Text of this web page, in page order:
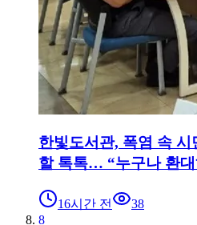
한빛도서관, 폭염 속 시
할 톡톡… “누구나 환
16시간 전
38
8